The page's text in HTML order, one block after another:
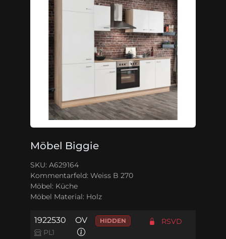
Möbel Biggie
SKU: A629164
Kommentarfeld: Weiss B 270
Möbel: Küche
Möbel Material: Holz
1922530
PL1
OV HIDDEN RSVD